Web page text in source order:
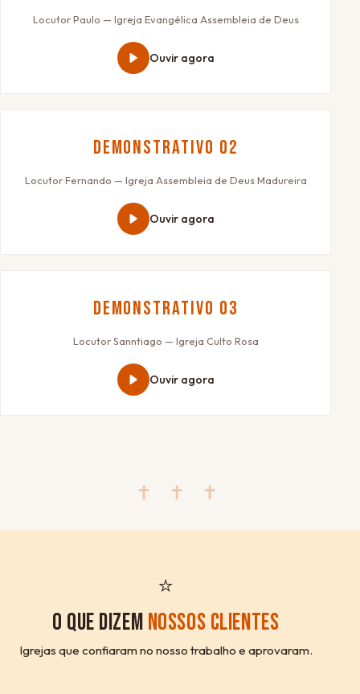
Locutor Paulo — Igreja Evangélica Assembleia de Deus
Ouvir agora
Demonstrativo 02
Locutor Fernando — Igreja Assembleia de Deus Madureira
Ouvir agora
Demonstrativo 03
Locutor Sanntiago — Igreja Culto Rosa
Ouvir agora
✝ ✝ ✝
⭐
O QUE DIZEM NOSSOS CLIENTES
Igrejas que confiaram no nosso trabalho e aprovaram.